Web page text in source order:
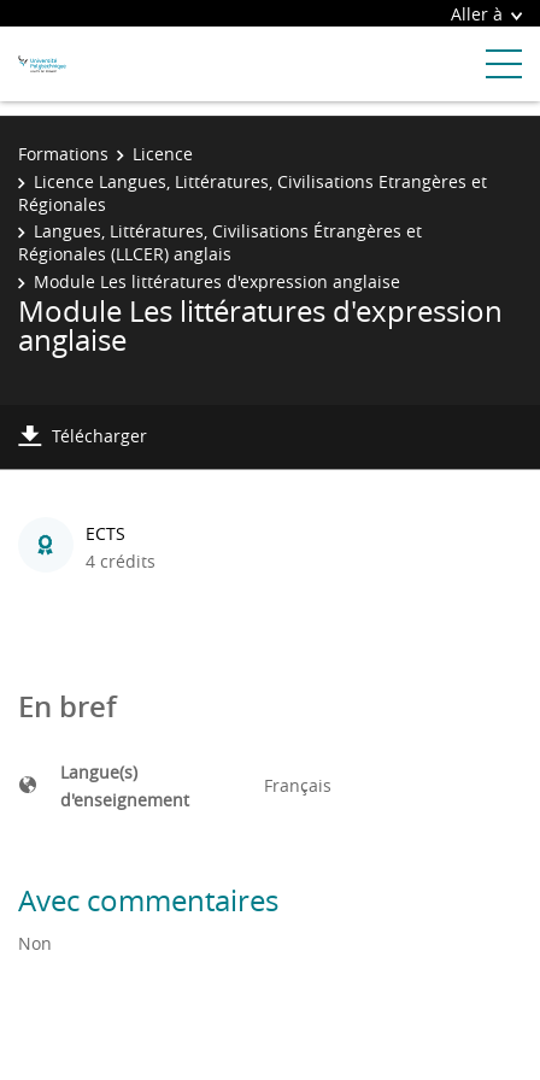
Aller à
Formations
Licence
Licence Langues, Littératures, Civilisations Etrangères et
Régionales
Langues, Littératures, Civilisations Étrangères et
Régionales (LLCER) anglais
Module Les littératures d'expression anglaise
Module Les littératures d'expression
anglaise
Télécharger
ECTS
4 crédits
En bref
Langue(s)
d'enseignement
Français
Avec commentaires
Non